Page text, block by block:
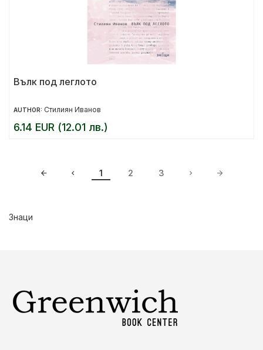
Вълк под леглото
AUTHOR: Стилиян Иванов
6.14 EUR (12.01 лв.)
1 2 3
Знаци